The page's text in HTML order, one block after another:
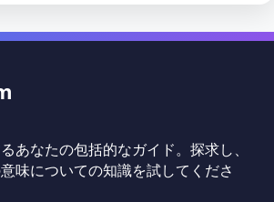
あなたの包括的なガイド。探求し、
味についての知識を試してくださ